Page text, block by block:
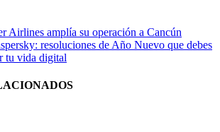
Airlines amplía su operación a Cancún
resoluciones de Año Nuevo que debes
tu vida digital